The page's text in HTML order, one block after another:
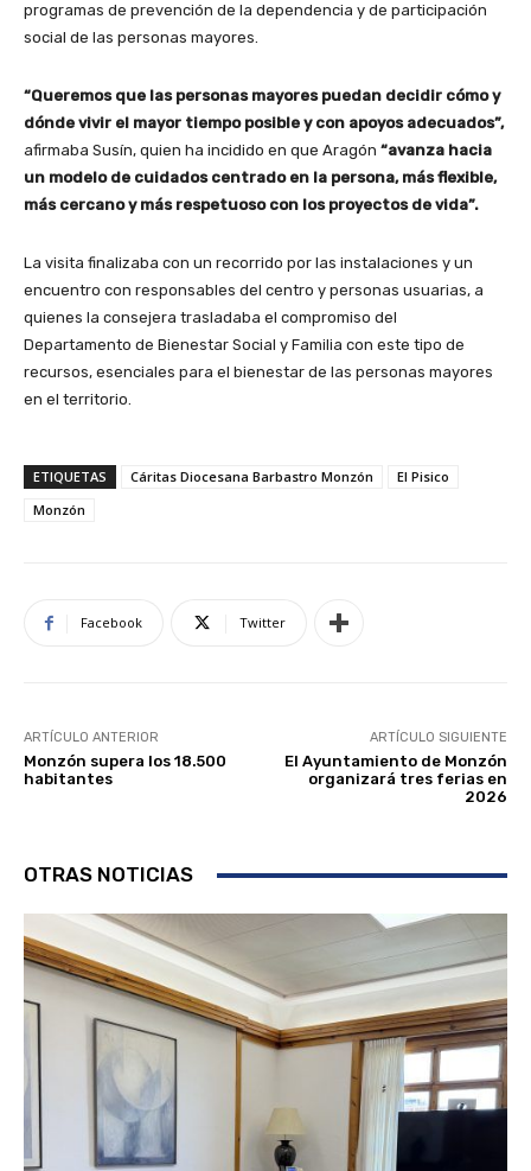
programas de prevención de la dependencia y de participación
social de las personas mayores.
“Queremos que las personas mayores puedan decidir cómo y
dónde vivir el mayor tiempo posible y con apoyos adecuados”,
afirmaba Susín, quien ha incidido en que Aragón “avanza hacia
un modelo de cuidados centrado en la persona, más flexible,
más cercano y más respetuoso con los proyectos de vida”.
La visita finalizaba con un recorrido por las instalaciones y un
encuentro con responsables del centro y personas usuarias, a
quienes la consejera trasladaba el compromiso del
Departamento de Bienestar Social y Familia con este tipo de
recursos, esenciales para el bienestar de las personas mayores
en el territorio.
ETIQUETAS Cáritas Diocesana Barbastro Monzón
El Pisico
Monzón
Facebook Twitter
ARTÍCULO ANTERIOR
Monzón supera los 18.500
habitantes
ARTÍCULO SIGUIENTE
El Ayuntamiento de Monzón
organizará tres ferias en
2026
OTRAS NOTICIAS